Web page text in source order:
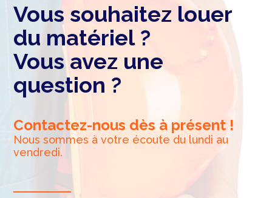
Vous souhaitez louer
du matériel ?
Vous avez une
question ?
Contactez-nous dès à présent !
Nous sommes à votre écoute du lundi au
vendredi.